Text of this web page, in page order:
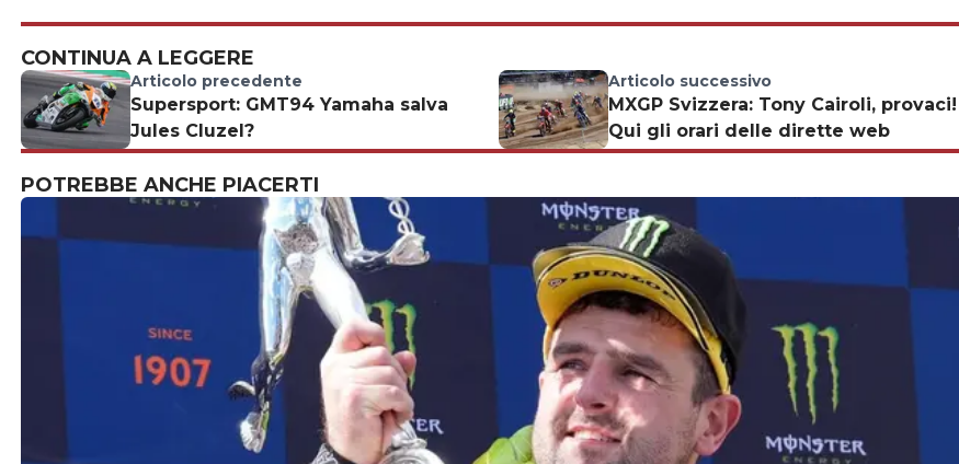
CONTINUA A LEGGERE
Articolo precedente
Supersport: GMT94 Yamaha salva
Jules Cluzel?
Articolo successivo
MXGP Svizzera: Tony Cairoli, provaci!
Qui gli orari delle dirette web
POTREBBE ANCHE PIACERTI